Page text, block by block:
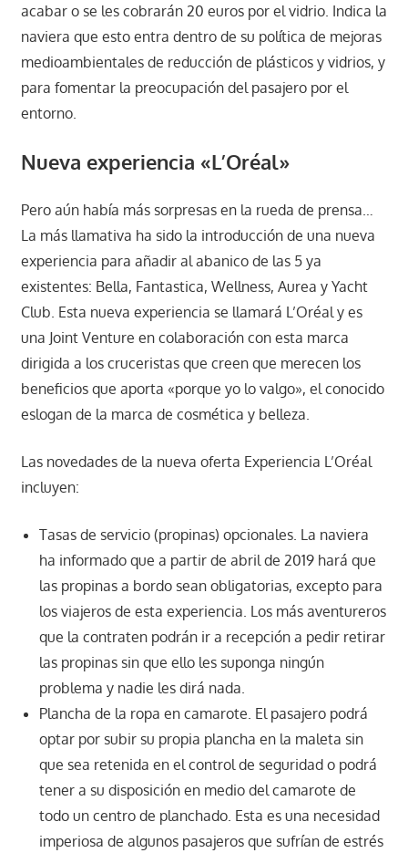
acabar o se les cobrarán 20 euros por el vidrio. Indica la
naviera que esto entra dentro de su política de mejoras
medioambientales de reducción de plásticos y vidrios, y
para fomentar la preocupación del pasajero por el
entorno.
Nueva experiencia «L’Oréal»
Pero aún había más sorpresas en la rueda de prensa…
La más llamativa ha sido la introducción de una nueva
experiencia para añadir al abanico de las 5 ya
existentes: Bella, Fantastica, Wellness, Aurea y Yacht
Club. Esta nueva experiencia se llamará L’Oréal y es
una Joint Venture en colaboración con esta marca
dirigida a los cruceristas que creen que merecen los
beneficios que aporta «porque yo lo valgo», el conocido
eslogan de la marca de cosmética y belleza.
Las novedades de la nueva oferta Experiencia L’Oréal
incluyen:
Tasas de servicio (propinas) opcionales. La naviera
ha informado que a partir de abril de 2019 hará que
las propinas a bordo sean obligatorias, excepto para
los viajeros de esta experiencia. Los más aventureros
que la contraten podrán ir a recepción a pedir retirar
las propinas sin que ello les suponga ningún
problema y nadie les dirá nada.
Plancha de la ropa en camarote. El pasajero podrá
optar por subir su propia plancha en la maleta sin
que sea retenida en el control de seguridad o podrá
tener a su disposición en medio del camarote de
todo un centro de planchado. Esta es una necesidad
imperiosa de algunos pasajeros que sufrían de estrés